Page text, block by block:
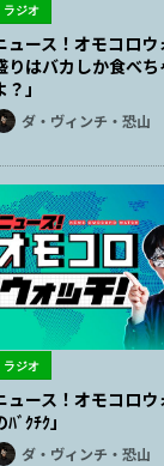
ラジオ
ュース！オモコロ
りはバカしか食べ
？」
ダ・ヴィンチ・恐山
ラジオ
ュース！オモコロ
ﾊﾞｸﾁｸ」
ダ・ヴィンチ・恐山